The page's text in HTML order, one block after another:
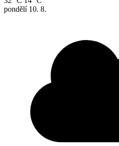
pondělí 10. 8.